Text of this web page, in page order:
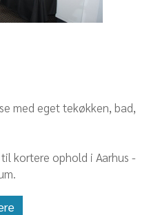
med eget tekøkken, bad,
kortere ophold i Aarhus -